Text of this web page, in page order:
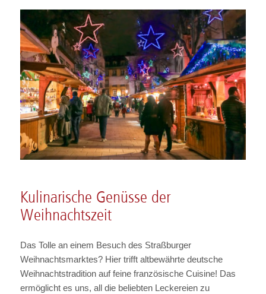
Kulinarische Genüsse der
Weihnachtszeit
Das Tolle an einem Besuch des Straßburger
Weihnachtsmarktes? Hier trifft altbewährte deutsche
Weihnachtstradition auf feine französische Cuisine! Das
ermöglicht es uns, all die beliebten Leckereien zu